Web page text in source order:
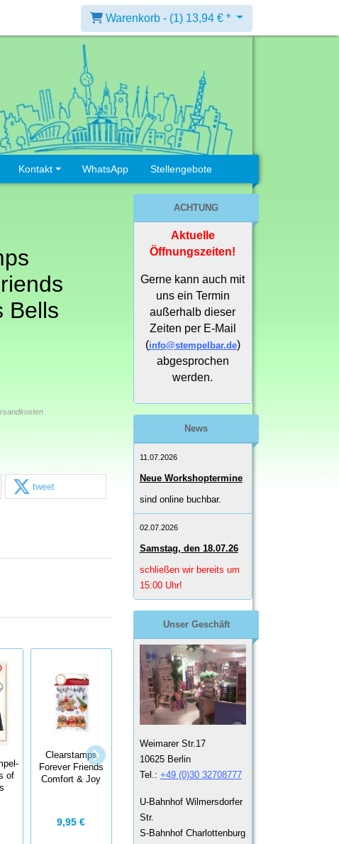
Warenkorb - (1) 13,94 € *
Kontakt WhatsApp Stellengebote
Bells
tweet
of
Clearstamps
Forever Friends
Comfort & Joy
9,95 €
Continuous
Stamp
Fortlaufender
Stempel Paisley
4,95 €
Blumen 13
ACHTUNG
Aktuelle
Öffnungszeiten!
Gerne kann auch mit
uns ein Termin
außerhalb dieser
Zeiten per E-Mail
(info@stempelbar.de)
abgesprochen
werden.
News
11.07.2026
Neue Workshoptermine
sind online buchbar.
02.07.2026
Samstag, den 18.07.26
schließen wir bereits um
15:00 Uhr!
Unser Geschäft
Weimarer Str.17
10625 Berlin
Tel.: +49 (0)30 32708777
U-Bahnhof Wilmersdorfer
Str.
S-Bahnhof Charlottenburg